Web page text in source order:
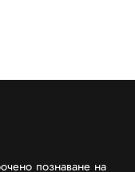
познаване на